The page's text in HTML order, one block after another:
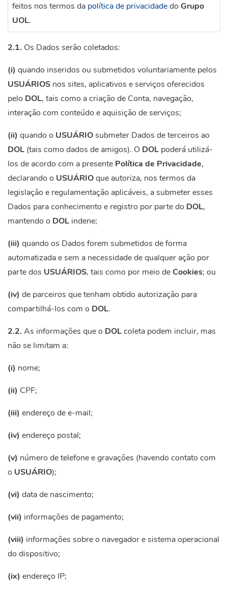
feitos nos termos da política de privacidadedo Grupo
UOL.
2.1. Os Dados serão coletados:
(i) quando inseridos ou submetidos voluntariamente pelos
USUÁRIOS nos sites, aplicativos e serviços oferecidos
pelo DOL, tais como a criação de Conta, navegação,
interação com conteúdo e aquisição de serviços;
(ii) quando o USUÁRIOsubmeter Dados de terceiros ao
DOL (tais como dados de amigos). O DOL poderá utilizá-
los de acordo com a presente Política de Privacidade,
declarando o USUÁRIOque autoriza, nos termos da
legislação e regulamentação aplicáveis, a submeter esses
Dados para conhecimento e registro por parte do DOL,
mantendo o DOL indene;
(iii) quando os Dados forem submetidos de forma
automatizada e sem a necessidade de qualquer ação por
parte dos USUÁRIOS, tais como por meio de Cookies; ou
(iv) de parceiros que tenham obtido autorização para
compartilhá-los com o DOL.
2.2. As informações que o DOLcoleta podem incluir, mas
não se limitam a:
(i) nome;
(ii) CPF;
(iii) endereço de e-mail;
(iv) endereço postal;
(v) número de telefone e gravações (havendo contato com
o USUÁRIO);
(vi) data de nascimento;
(vii) informações de pagamento;
(viii) informações sobre o navegador e sistema operacional
do dispositivo;
(ix) endereço IP;